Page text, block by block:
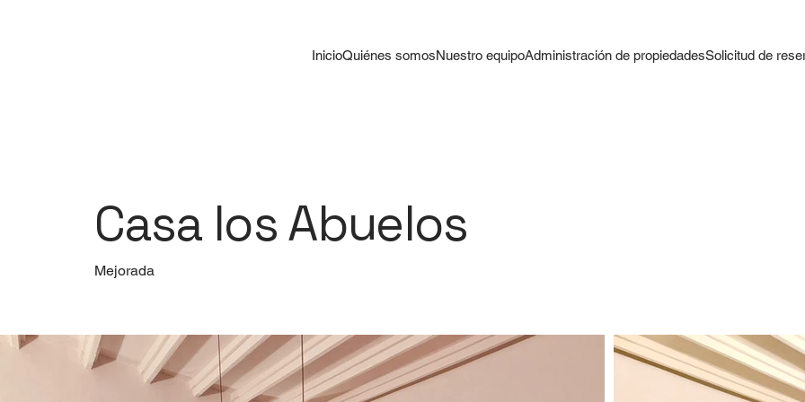
InicioQuiénes somosNuestro equipoAdministración de propiedadesSolicitud de
Casa los Abuelos
Mejorada